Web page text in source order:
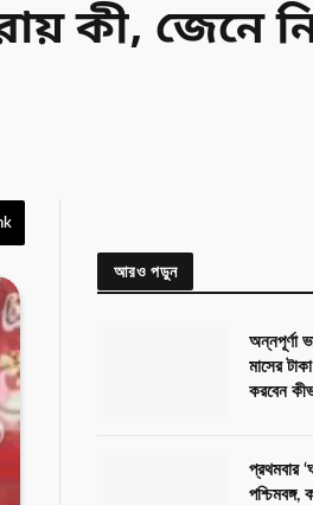
কী, জেনে
আরও পড়ুন
অন্নপূর্ণা
মাসের
করবেন
প্রথমবার